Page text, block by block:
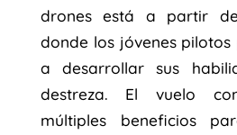
drones está a partir
donde los jóvenes
a desarrollar sus
destreza. El vuelo
múltiples beneficios